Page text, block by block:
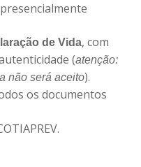
de Vida, com
(atenção:
não será aceito).
os documentos